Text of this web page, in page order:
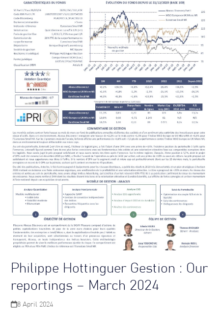
Philippe Hottinguer Gestion : Our
reportings – March 2024
8 April 2024